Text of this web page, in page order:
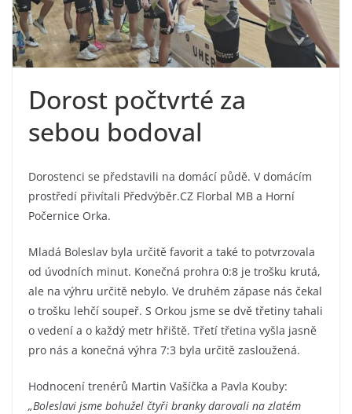
Dorost počtvrté za
sebou bodoval
Dorostenci se představili na domácí půdě. V domácím
prostředí přivítali Předvýběr.CZ Florbal MB a Horní
Počernice Orka.
Mladá Boleslav byla určitě favorit a také to potvrzovala
od úvodních minut. Konečná prohra 0:8 je trošku krutá,
ale na výhru určitě nebylo. Ve druhém zápase nás čekal
o trošku lehčí soupeř. S Orkou jsme se dvě třetiny tahali
o vedení a o každý metr hřiště. Třetí třetina vyšla jasně
pro nás a konečná výhra 7:3 byla určitě zasloužená.
Hodnocení trenérů Martin Vašíčka a Pavla Kouby:
„Boleslavi jsme bohužel čtyři branky darovali na zlatém